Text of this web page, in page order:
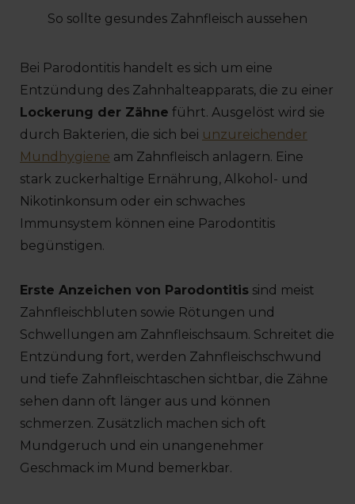
So sollte gesundes Zahnfleisch aussehen
Bei Parodontitis handelt es sich um eine
Entzündung des Zahnhalteapparats, die zu einer
Lockerung der Zähne führt. Ausgelöst wird sie
durch Bakterien, die sich bei unzureichender
Mundhygiene am Zahnfleisch anlagern. Eine
stark zuckerhaltige Ernährung, Alkohol- und
Nikotinkonsum oder ein schwaches
Immunsystem können eine Parodontitis
begünstigen.
Erste Anzeichen von Parodontitis sind meist
Zahnfleischbluten sowie Rötungen und
Schwellungen am Zahnfleischsaum. Schreitet die
Entzündung fort, werden Zahnfleischschwund
und tiefe Zahnfleischtaschen sichtbar, die Zähne
sehen dann oft länger aus und können
schmerzen. Zusätzlich machen sich oft
Mundgeruch und ein unangenehmer
Geschmack im Mund bemerkbar.